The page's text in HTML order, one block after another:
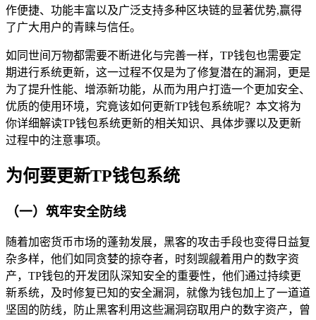
作便捷、功能丰富以及广泛支持多种区块链的显著优势,赢得
了广大用户的青睐与信任。
如同世间万物都需要不断进化与完善一样，TP钱包也需要定
期进行系统更新，这一过程不仅是为了修复潜在的漏洞，更是
为了提升性能、增添新功能，从而为用户打造一个更加安全、
优质的使用环境，究竟该如何更新TP钱包系统呢？本文将为
你详细解读TP钱包系统更新的相关知识、具体步骤以及更新
过程中的注意事项。
为何要更新TP钱包系统
（一）筑牢安全防线
随着加密货币市场的蓬勃发展，黑客的攻击手段也变得日益复
杂多样，他们如同贪婪的掠夺者，时刻觊觎着用户的数字资
产，TP钱包的开发团队深知安全的重要性，他们通过持续更
新系统，及时修复已知的安全漏洞，就像为钱包加上了一道道
坚固的防线，防止黑客利用这些漏洞窃取用户的数字资产，曾